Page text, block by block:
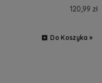
120,99 zł
Do Koszyka »